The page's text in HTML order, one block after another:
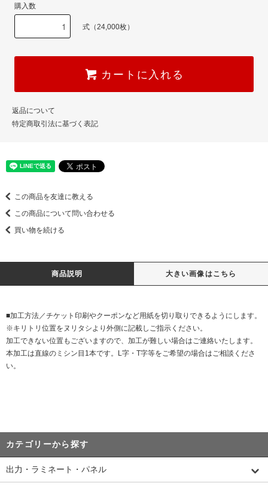
購入数
式（24,000枚）
カートに入れる
返品について
特定商取引法に基づく表記
この商品を友達に教える
この商品について問い合わせる
買い物を続ける
商品説明 大きい画像はこちら
■加工方法／チケット印刷やクーポンなど用紙を切り取りできるようにします。
※キリトリ位置をヌリタシより外側に記載しご指示ください。
加工できない位置もございますので、加工が難しい場合はご連絡いたします。
本加工は直線のミシン目1本です。L字・T字等をご希望の場合はご相談くださ
い。
カテゴリーから探す
出力・ラミネート・パネル